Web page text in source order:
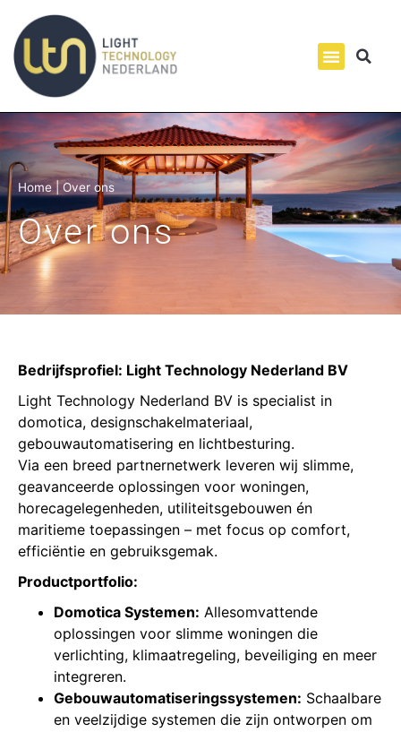
Home|Over ons
Over ons
Bedrijfsprofiel: Light Technology Nederland BV
Light Technology Nederland BV is specialist in
domotica, designschakelmateriaal,
gebouwautomatisering en lichtbesturing.
Via een breed partnernetwerk leveren wij slimme,
geavanceerde oplossingen voor woningen,
horecagelegenheden, utiliteitsgebouwen én
maritieme toepassingen – met focus op comfort,
efficiëntie en gebruiksgemak.
Productportfolio:
Domotica Systemen: Allesomvattende
oplossingen voor slimme woningen die
verlichting, klimaatregeling, beveiliging en meer
integreren.
Gebouwautomatiseringssystemen: Schaalbare
en veelzijdige systemen die zijn ontworpen om